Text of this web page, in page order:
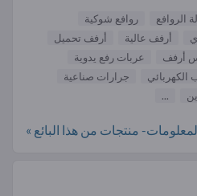
الروافع
روافع شوكية
أرفف عالية
أرفف تحميل
أرفف
عربات رفع يدوية
الكهربائي
جرارات صناعية
...
منتجات من هذا البائع »